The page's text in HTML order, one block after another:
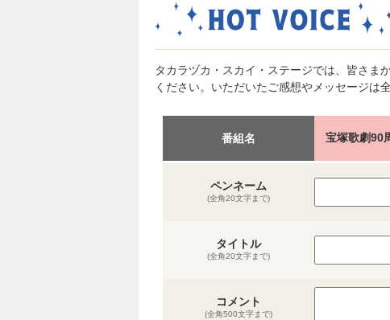
タカラヅカ・スカイ・ステージでは、皆さま
ください。いただいたご感想やメッセージは
番組名 宝塚歌劇90
ペンネーム
(全角20文字まで)
タイトル
(全角20文字まで)
コメント
(全角500文字まで)